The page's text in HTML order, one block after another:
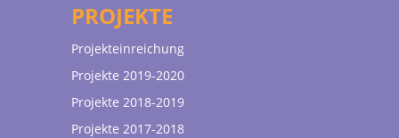
PROJEKTE
Projekteinreichung
Projekte 2019-2020
Projekte 2018-2019
Projekte 2017-2018